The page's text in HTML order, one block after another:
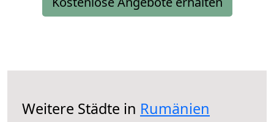
Weitere Städte in Rumänien